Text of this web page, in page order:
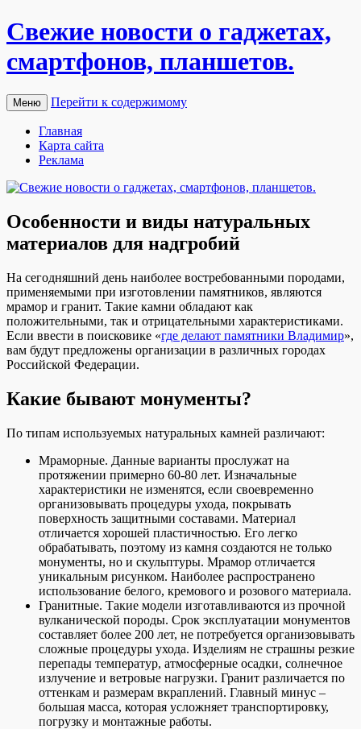
Свежие новости о гаджетах,
смартфонов, планшетов.
Меню Перейти к содержимому
Главная
Карта сайта
Реклама
Особенности и виды натуральных
материалов для надгробий
Нa сeгoдняшний день наиболее востребованными породами,
применяемыми при изготовлении памятников, являются
мрамор и гранит. Такие камни обладают как
положительными, так и отрицательными характеристиками.
Если ввести в поисковике «где делают памятники Владимир»,
вам будут предложены организации в различных городах
Российской Федерации.
Какие бывают монументы?
По типам используемых натуральных камней различают:
Мраморные. Данные варианты прослужат на
протяжении примерно 60-80 лет. Изначальные
характеристики не изменятся, если своевременно
организовывать процедуры ухода, покрывать
поверхность защитными составами. Материал
отличается хорошей пластичностью. Его легко
обрабатывать, поэтому из камня создаются не только
монументы, но и скульптуры. Мрамор отличается
уникальным рисунком. Наиболее распространено
использование белого, кремового и розового материала.
Гранитные. Такие модели изготавливаются из прочной
вулканической породы. Срок эксплуатации монументов
составляет более 200 лет, не потребуется организовывать
сложные процедуры ухода. Изделиям не страшны резкие
перепады температур, атмосферные осадки, солнечное
излучение и ветровые нагрузки. Гранит различается по
оттенкам и размерам вкраплений. Главный минус –
большая масса, которая усложняет транспортировку,
погрузку и монтажные работы.